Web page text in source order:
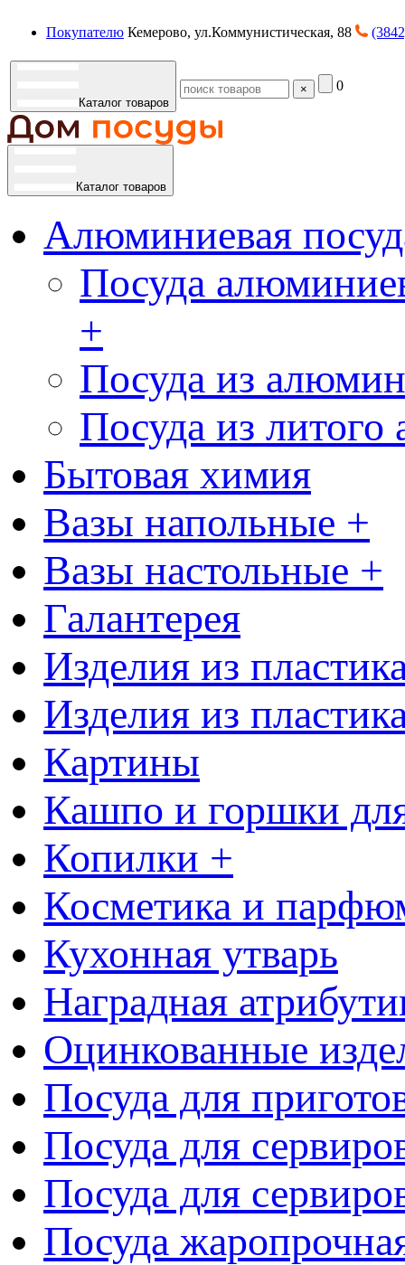
Покупателю Кемерово, ул.Коммунистическая, 88
Каталог товаров
× 0
Каталог товаров
Алюминиевая
Посуда
+
Посуда из
Посуда из
Бытовая химия
Вазы напольные +
Вазы настольные +
Галантерея
Изделия из
Изделия из
Картины
Кашпо и горшки
Копилки +
Косметика и
Кухонная утварь
Наградная
Оцинкованные
Посуда для
Посуда для
Посуда для
Посуда